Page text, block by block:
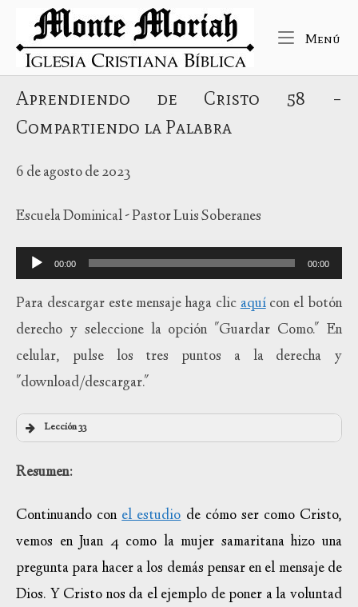
contenido
Inicio
Menú
Aprendiendo de Cristo 58 –
Compartiendo la Palabra
6 de agosto de 2023
Escuela Dominical - Pastor Luis Soberanes
Reproductor
de
audio
00:00 00:00
Para descargar este mensaje haga clicaquícon el botón
derecho y seleccione la opción "Guardar Como." En
celular, pulse los tres puntos a la derecha y
"download/descargar."
Lección 33
Resumen:
Continuando conel estudiode cómo ser como Cristo,
vemos en Juan 4 como la mujer samaritana hizo una
pregunta para hacer a los demás pensar en el mensaje de
Dios. Y Cristo nos da el ejemplo de poner a la voluntad